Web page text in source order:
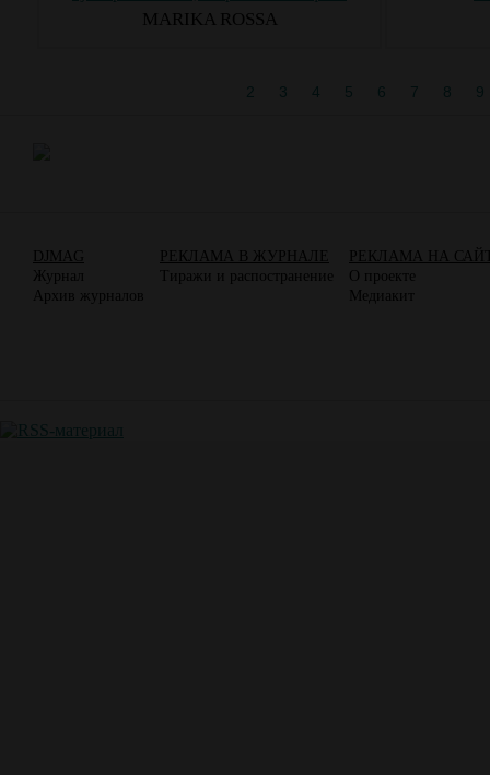
MARIKA ROSSA
2 3 4 5 6 7 8 9
DJMAG
Журнал
Архив журналов
РЕКЛАМА В ЖУРНАЛЕ
Тиражи и распостранение
РЕКЛАМА НА
О проекте
Медиакит